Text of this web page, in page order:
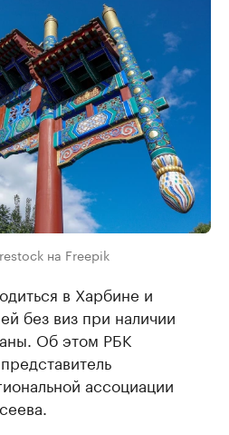
на Freepik
в Харбине и
без виз при наличии
Об этом РБК
ассоциации